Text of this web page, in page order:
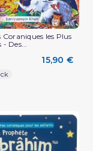
Coraniques les Plus
- Des...
15,90 €